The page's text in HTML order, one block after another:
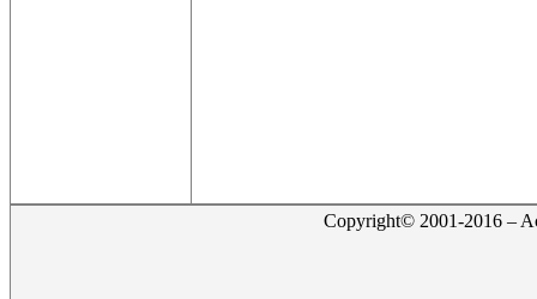
Copyright© 2001-2016 –